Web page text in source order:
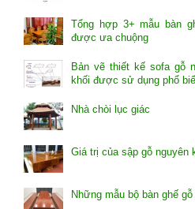
Tổng hợp 3+ mẫu bàn
được ưa chuộng
Bản vẽ thiết kế sofa gỗ
khối được sử dụng phổ
Nhà chòi lục giác
Giá trị của sập gỗ nguyên
Những mẫu bộ bàn ghế